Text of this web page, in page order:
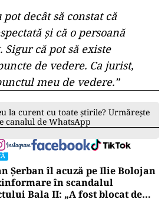
pot decât să constat că
și că o persoană
Sigur că pot să existe
de vedere. Ca jurist,
meu de vedere.”
la curent cu toate știrile? Urmărește
canalul de WhatsApp
Șerban îl acuză pe Ilie Bolojan
în scandalul
Bala II: „A fost blocat de